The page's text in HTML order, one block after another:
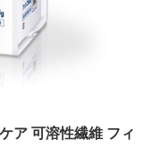
ア 可溶性繊維 フィ